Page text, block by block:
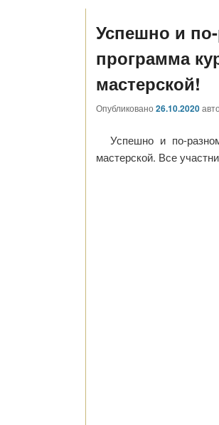
Успешно и по-
программа
мастерской!
Опубликовано 26.10.2020
Успешно и по-
мастерской. Все